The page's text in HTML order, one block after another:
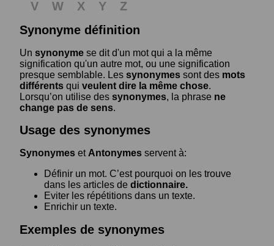
V W X Y
Z
Synonyme définition
Un synonyme se dit d'un mot qui a la même
signification qu'un autre mot, ou une signification
presque semblable. Les synonymes sont des mots
différents qui veulent dire la même chose.
Lorsqu’on utilise des synonymes, la phrase ne
change pas de sens.
Usage des synonymes
Synonymes et Antonymes servent à:
Définir un mot. C’est pourquoi on les trouve
dans les articles de dictionnaire.
Eviter les répétitions dans un texte.
Enrichir un texte.
Exemples de synonymes